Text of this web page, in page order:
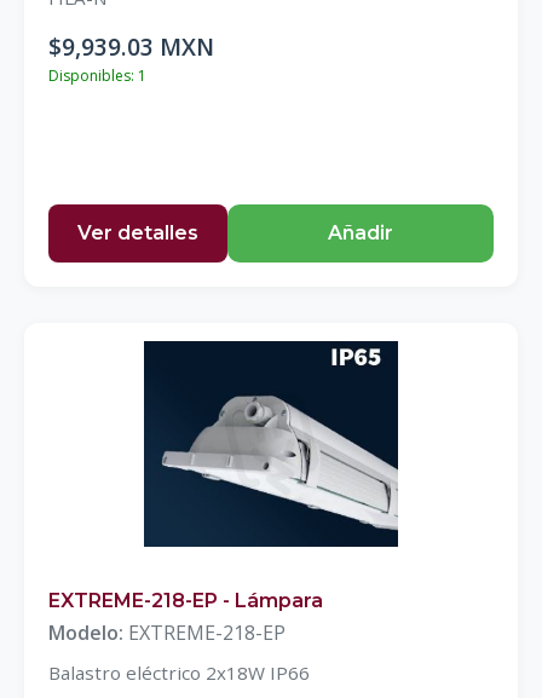
$9,939.03 MXN
Disponibles: 1
Ver detalles Añadir
EXTREME-218-EP - Lámpara
Modelo: EXTREME-218-EP
Balastro eléctrico 2x18W IP66